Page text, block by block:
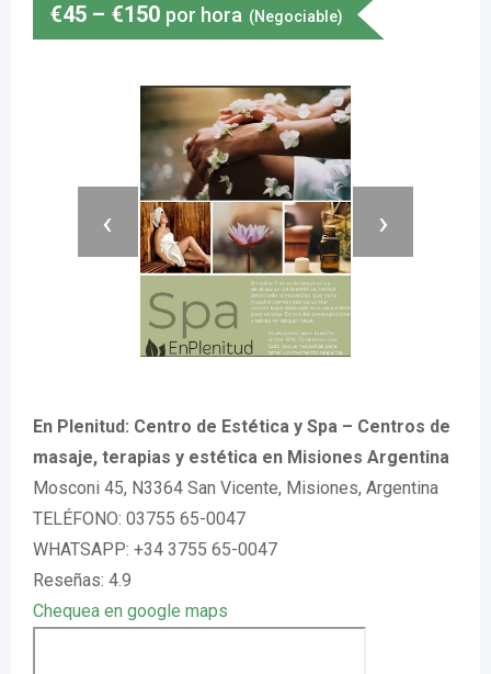
€45 – €150 por hora (Negociable)
‹ ›
En Plenitud: Centro de Estética y Spa – Centros de
masaje, terapias y estética en Misiones Argentina
Mosconi 45, N3364 San Vicente, Misiones, Argentina
TELÉFONO: 03755 65-0047
WHATSAPP: +34 3755 65-0047
Reseñas: 4.9
Chequea en google maps